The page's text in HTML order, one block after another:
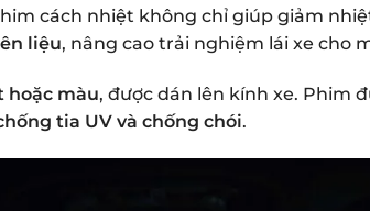
cách nhiệt không chỉ giúp giảm
liệu, nâng cao trải nghiệm lái xe cho
hoặc màu, được dán lên kính xe. Phim
tia UV và chống chói.